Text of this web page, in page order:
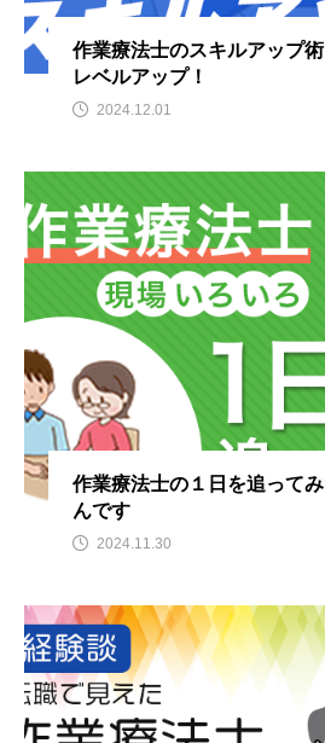
作業療法士のスキルアップ
レベルアップ！
2024.12.01
作業療法士の１日を追って
んです
2024.11.30